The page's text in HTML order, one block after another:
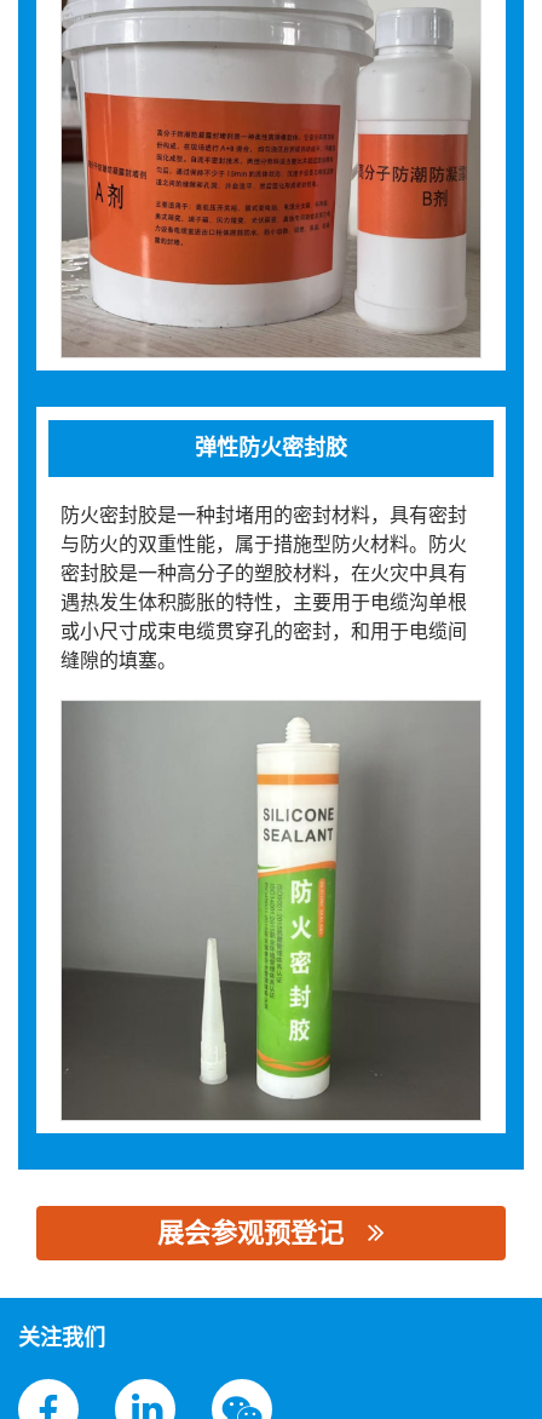
弹性防火密封胶
防火密封胶是一种封堵用的密封材料，具有密封
与防火的双重性能，属于措施型防火材料。防火
密封胶是一种高分子的塑胶材料，在火灾中具有
遇热发生体积膨胀的特性，主要用于电缆沟单根
或小尺寸成束电缆贯穿孔的密封，和用于电缆间
缝隙的填塞。
展会参观预登记
关注我们